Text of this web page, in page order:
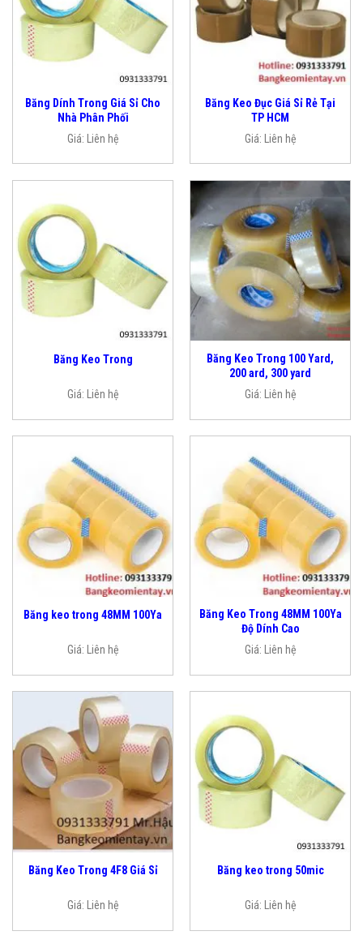
Băng Dính Trong Giá Sỉ Cho
Nhà Phân Phối
Giá:
Liên hệ
Băng Keo Đục Giá Sỉ Rẻ Tại
TP HCM
Giá:
Liên hệ
Băng Keo Trong
Giá: Liên hệ
Băng Keo Trong 100 Yard,
200 ard, 300 yard
Giá:
Liên hệ
Băng keo trong 48MM 100Ya
Giá: Liên hệ
Băng Keo Trong 48MM 100Ya
Độ Dính Cao
Giá:
Liên hệ
Băng Keo Trong 4F8 Giá Sỉ
Giá: Liên hệ
Băng keo trong 50mic
Giá: Liên hệ